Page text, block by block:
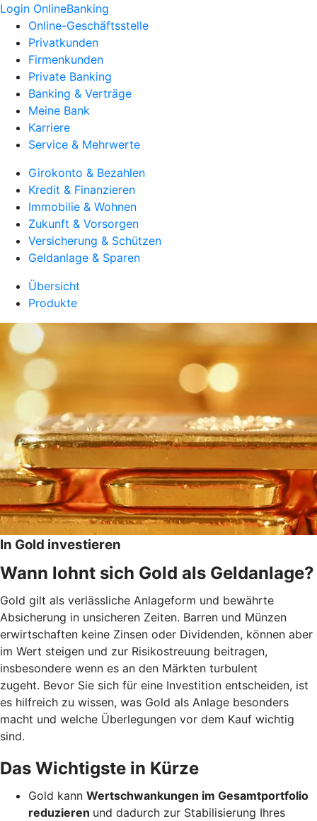
Login OnlineBanking
Online-Geschäftsstelle
Privatkunden
Firmenkunden
Private Banking
Banking & Verträge
Meine Bank
Karriere
Service & Mehrwerte
Girokonto & Bezahlen
Kredit & Finanzieren
Immobilie & Wohnen
Zukunft & Vorsorgen
Versicherung & Schützen
Geldanlage & Sparen
Übersicht
Produkte
In Gold investieren
Wann lohnt sich Gold als Geldanlage?
Gold gilt als verlässliche Anlageform und bewährte
Absicherung in unsicheren Zeiten. Barren und Münzen
erwirtschaften keine Zinsen oder Dividenden, können aber
im Wert steigen und zur Risikostreuung beitragen,
insbesondere wenn es an den Märkten turbulent
zugeht. Bevor Sie sich für eine Investition entscheiden, ist
es hilfreich zu wissen, was Gold als Anlage besonders
macht und welche Überlegungen vor dem Kauf wichtig
sind.
Das Wichtigste in Kürze
Gold kann Wertschwankungen im Gesamtportfolio
reduzieren und dadurch zur Stabilisierung Ihres